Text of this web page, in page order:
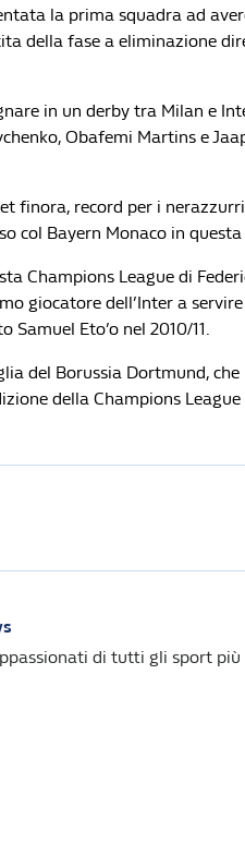
la prima squadra ad
della fase a eliminazione
in un derby tra Milan e
Obafemi Martins e
finora, record per i
col Bayern Monaco in
Champions League di
giocatore dell’Inter a
Eto’o nel 2010/11.
del Borussia Dortmund,
della Champions League
di tutti gli sport più